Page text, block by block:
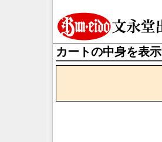
カートの中身を表示